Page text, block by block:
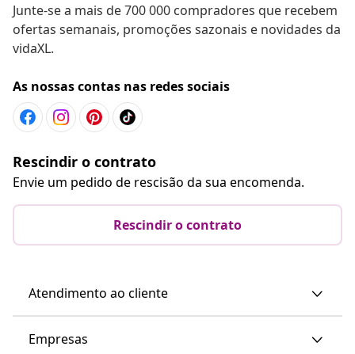
Junte-se a mais de 700 000 compradores que recebem
ofertas semanais, promoções sazonais e novidades da
vidaXL.
As nossas contas nas redes sociais
Rescindir o contrato
Envie um pedido de rescisão da sua encomenda.
Rescindir o contrato
Atendimento ao cliente
Empresas